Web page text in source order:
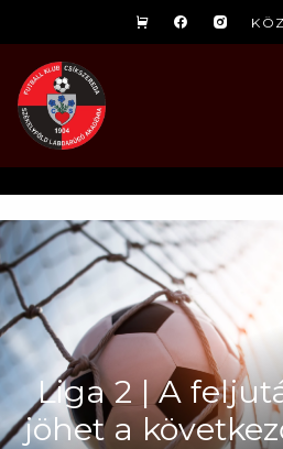
Liga 2 | A
jöhet a